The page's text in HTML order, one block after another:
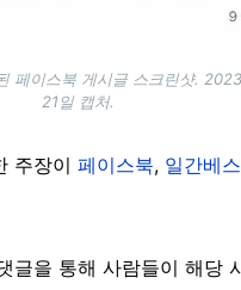
페이스북 게시글 스크린샷.
21일 캡처.
주장이 페이스북, 일간베
글을 통해 사람들이 해당